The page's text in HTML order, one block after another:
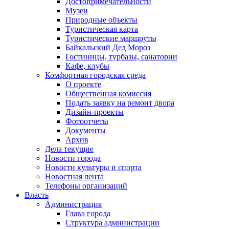
Музеи
Природные объекты
Туристическая карта
Туристические маршруты
Байкальский Дед Мороз
Гостиницы, турбазы, санатории
Кафе, клубы
Комфортная городская среда
О проекте
Общественная комиссия
Подать заявку на ремонт двора
Дизайн-проекты
Фотоотчеты
Документы
Архив
Дела текущие
Новости города
Новости культуры и спорта
Новостная лента
Телефоны организаций
Власть
Администрация
Глава города
Структура администрации